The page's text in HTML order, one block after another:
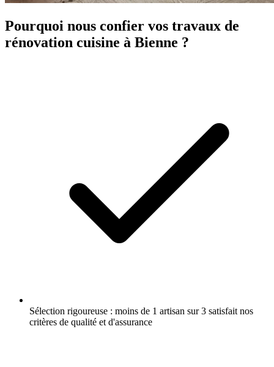
Pourquoi nous confier vos travaux de
rénovation cuisine à Bienne ?
Sélection rigoureuse : moins de 1 artisan sur 3 satisfait nos
critères de qualité et d'assurance